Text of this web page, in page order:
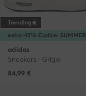
extra -15% Codice: SUMMER
Trending
adidas
Sneakers · Grigio
84,99 €